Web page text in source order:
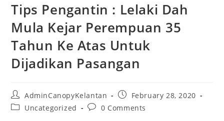
Tips Pengantin : Lelaki Dah
Mula Kejar Perempuan 35
Tahun Ke Atas Untuk
Dijadikan Pasangan
AdminCanopyKelantan
February 28, 2020
Uncategorized
0 Comments